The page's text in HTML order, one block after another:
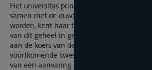
Het universitas principe, volgens hetwelk
samen met de duwboot als één geheel
worden, kent haar toepassingsgebied in de
van dit geheel in geval van problemen of
aan de koers van de duwcombinatie en
voortkomende kwestie van hulp en berging
van een aanvaring door de duwcombinatie